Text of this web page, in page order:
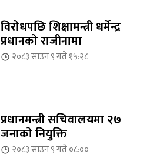
विरोधपछि शिक्षामन्त्री धर्मेन्द्र
प्रधानको राजीनामा
२०८३ साउन ९ गते १५:२८
प्रधानमन्त्री सचिवालयमा २७
जनाको नियुक्ति
२०८३ साउन ९ गते ०८:००